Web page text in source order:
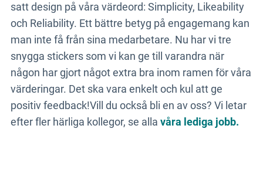
satt design på våra värdeord: Simplicity, Likeability
och Reliability. Ett bättre betyg på engagemang kan
man inte få från sina medarbetare. Nu har vi tre
snygga stickers som vi kan ge till varandra när
någon har gjort något extra bra inom ramen för våra
värderingar. Det ska vara enkelt och kul att ge
positiv feedback!Vill du också bli en av oss? Vi letar
efter fler härliga kollegor, se alla våra lediga jobb.